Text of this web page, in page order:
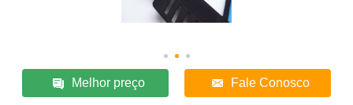
Melhor preço Fale Conosco